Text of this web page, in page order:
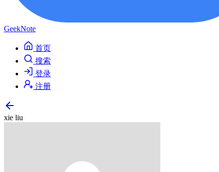
GeekNote
首页
搜索
登录
注册
xie liu